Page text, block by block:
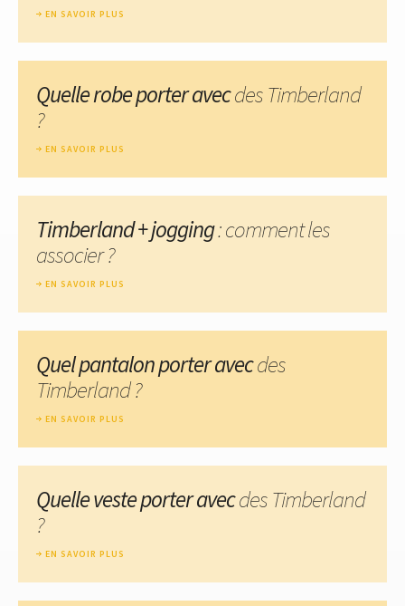
EN SAVOIR PLUS
Quelle robe porter avecdes Timberland
?
EN SAVOIR PLUS
Timberland + jogging: comment les
associer ?
EN SAVOIR PLUS
Quel pantalon porter avecdes
Timberland ?
EN SAVOIR PLUS
Quelle veste porter avecdes Timberland
?
EN SAVOIR PLUS